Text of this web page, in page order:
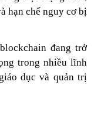
hạn chế nguy cơ bị
đang trở
trong nhiều lĩnh
dục và quản trị